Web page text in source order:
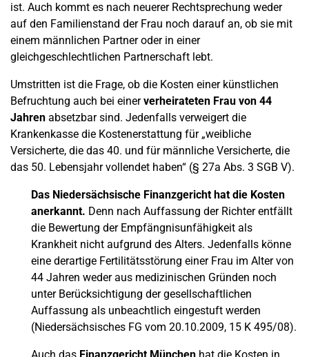
ist. Auch kommt es nach neuerer Rechtsprechung weder
auf den Familienstand der Frau noch darauf an, ob sie mit
einem männlichen Partner oder in einer
gleichgeschlechtlichen Partnerschaft lebt.
Umstritten ist die Frage, ob die Kosten einer künstlichen
Befruchtung auch bei einerverheirateten Frau von 44
Jahren absetzbar sind. Jedenfalls verweigert die
Krankenkasse die Kostenerstattung für „weibliche
Versicherte, die das 40. und für männliche Versicherte, die
das 50. Lebensjahr vollendet haben“ (§ 27a Abs. 3 SGB V).
Das Niedersächsische Finanzgericht hat die Kosten
anerkannt. Denn nach Auffassung der Richter entfällt
die Bewertung der Empfängnisunfähigkeit als
Krankheit nicht aufgrund des Alters. Jedenfalls könne
eine derartige Fertilitätsstörung einer Frau im Alter von
44 Jahren weder aus medizinischen Gründen noch
unter Berücksichtigung der gesellschaftlichen
Auffassung als unbeachtlich eingestuft werden
(Niedersächsisches FG vom 20.10.2009, 15 K 495/08).